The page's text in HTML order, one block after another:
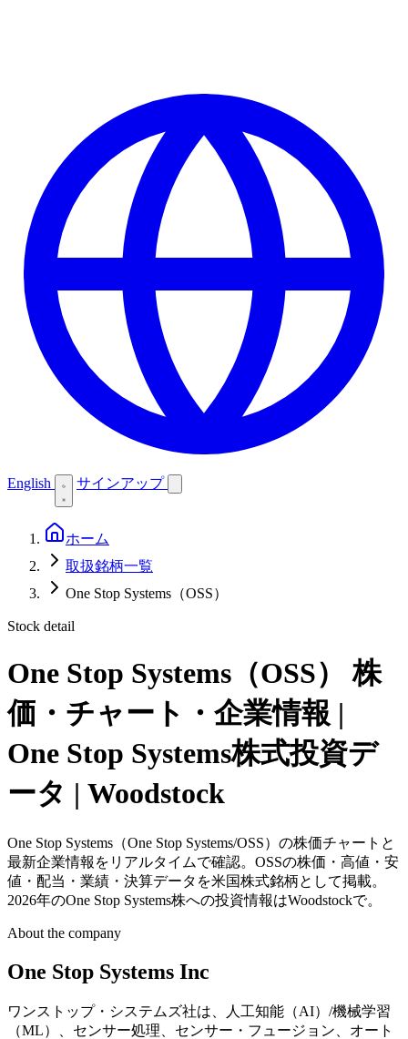
English サインアップ
ホーム
取扱銘柄一覧
One Stop Systems（OSS）
Stock detail
One Stop Systems（OSS）
株
価・チャート・企業情報 |
One Stop Systems株式投資デ
ータ | Woodstock
One Stop Systems（One Stop Systems/OSS）の株価チャートと
最新企業情報をリアルタイムで確認。OSSの株価・高値・安
値・配当・業績・決算データを米国株式銘柄として掲載。
2026年のOne Stop Systems株への投資情報はWoodstockで。
About the company
One Stop Systems Inc
ワンストップ・システムズ社は、人工知能（AI）/機械学習
（ML）、センサー処理、センサー・フュージョン、オート